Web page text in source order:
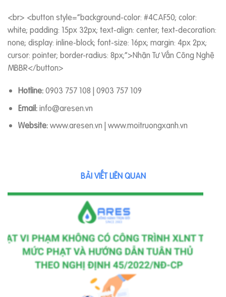
<br> <button style=”background-color: #4CAF50; color:
white; padding: 15px 32px; text-align: center; text-decoration:
none; display: inline-block; font-size: 16px; margin: 4px 2px;
cursor: pointer; border-radius: 8px;”>Nhận Tư Vấn Công Nghệ
MBBR</button>
Hotline:0903 757 108 | 0903 757 109
Email:info@aresen.vn
Website:www.aresen.vn | www.moitruongxanh.vn
BÀI VIẾT LIÊN QUAN